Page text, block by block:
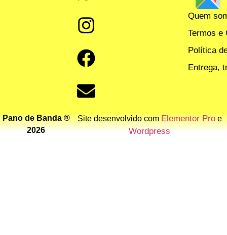
Quem
Termos e
Política
Entrega,
Pano de Banda ®
2026
Site desenvolvido comElementor Proe
Wordpress